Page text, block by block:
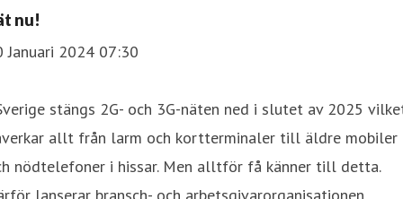
nu!
Januari 2024 07:30
stängs 2G- och 3G-näten ned i slutet av 2025
allt från larm och kortterminaler till äldre mobiler
nödtelefoner i hissar. Men alltför få känner till detta.
lanserar bransch- och arbetsgivarorganisationen